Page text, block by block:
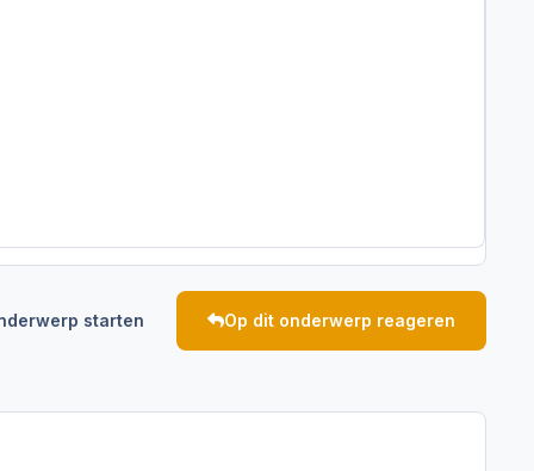
starten Op dit onderwerp reageren